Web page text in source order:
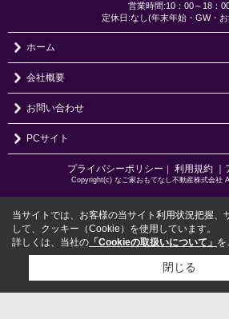
営業時間:10：00～18：
定休日:なし(年末年始・GW・
ホーム
会社概要
お問い合わせ
PCサイト
プライバシーポリシー 利用規約
Copyright(c) なご家おもてなし不動産株式会社
当サイトでは、お客様の当サイト利用状況把握、
して、クッキー（Cookie）を使用しています。
詳しくは、当社の 「Cookieの取扱いについて」 を
閉じる